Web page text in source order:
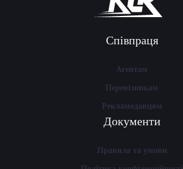
Співпраця
Агентам
Перевізникам
Рекламодавцям
Документи
Правила та умови